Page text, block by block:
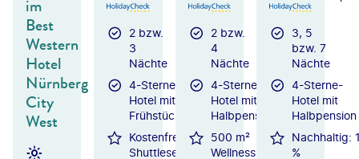
im
Best
Western
Hotel
Nürnberg
City
West
2 bzw.
3
Nächte
4-Sterne-
Hotel mit
Frühstück
Kostenfreier
Shuttleservice
2 bzw.
4
Nächte
4-Sterne-
Hotel mit
Halbpension
500 m²
Wellness-
3, 5
bzw. 7
Nächte
4-Sterne-
Hotel mit
Halbpension
Nachhaltig:
%